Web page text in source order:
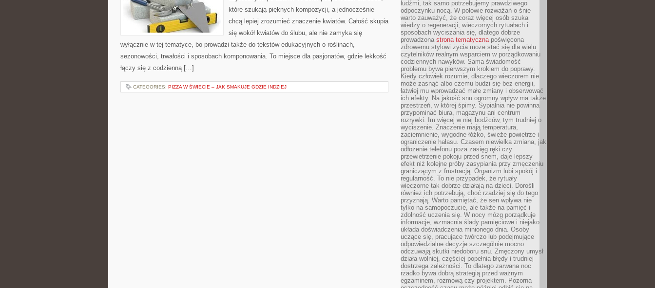
które szukają pięknych kompozycji, a jednocześnie
chcą lepiej zrozumieć znaczenie kwiatów. Całość skupia
się wokół kwiatów do ślubu, ale nie zamyka się
wyłącznie w tej tematyce, bo prowadzi także do tekstów edukacyjnych o roślinach,
sezonowości, trwałości i sposobach komponowania. To miejsce dla pasjonatów, gdzie lekkość
łączy się z codzienną […]
CATEGORIES: PIZZA W ŚWIECIE – JAK SMAKUJE GDZIE INDZIEJ
ludźmi, tak samo potrzebujemy prawdziwego
odpoczynku nocą. W połowie rozważań o śnie
warto zauważyć, że coraz więcej osób szuka
wiedzy o regeneracji, wieczornych rytuałach i
sposobach wyciszania się, dlatego dobrze
prowadzona strona tematycznapoświęcona
zdrowemu stylowi życia może stać się dla wielu
czytelników realnym wsparciem w porządkowaniu
codziennych nawyków. Sama świadomość
problemu bywa pierwszym krokiem do poprawy.
Kiedy człowiek rozumie, dlaczego wieczorem nie
może zasnąć albo czemu budzi się bez energii,
łatwiej mu wprowadzać małe zmiany i obserwować
ich efekty. Na jakość snu ogromny wpływ ma także
przestrzeń, w której śpimy. Sypialnia nie powinna
przypominać biura, magazynu ani centrum
rozrywki. Im więcej w niej bodźców, tym trudniej o
wyciszenie. Znaczenie mają temperatura,
zaciemnienie, wygodne łóżko, świeże powietrze i
ograniczenie hałasu. Czasem niewielka zmiana, jak
odłożenie telefonu poza zasięg ręki czy
przewietrzenie pokoju przed snem, daje lepszy
efekt niż kolejne próby zasypiania przy zmęczeniu
graniczącym z frustracją. Organizm lubi spokój i
regularność. To nie przypadek, że rytuały
wieczorne tak dobrze działają na dzieci. Dorośli
również ich potrzebują, choć rzadziej się do tego
przyznają. Warto pamiętać, że sen wpływa nie
tylko na samopoczucie, ale także na pamięć i
zdolność uczenia się. W nocy mózg porządkuje
informacje, wzmacnia ślady pamięciowe i niejako
układa doświadczenia minionego dnia. Osoby
uczące się, pracujące twórczo lub podejmujące
odpowiedzialne decyzje szczególnie mocno
odczuwają skutki niedoboru snu. Zmęczony umysł
działa wolniej, częściej popełnia błędy i trudniej
dostrzega zależności. To dlatego zarwana noc
rzadko bywa dobrą strategią przed ważnym
egzaminem, rozmową czy projektem. Pozorna